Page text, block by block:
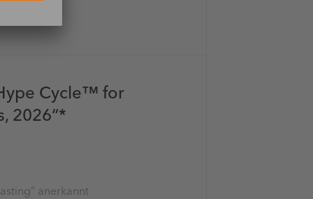
Cycle™ for
2026“*
anerkannt